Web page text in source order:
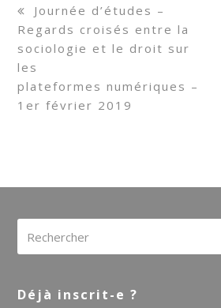
previous
post:
Journée d’études –
Regards croisés entre la
sociologie et le droit sur
les
plateformes numériques –
1er février 2019
Déjà inscrit-e ?